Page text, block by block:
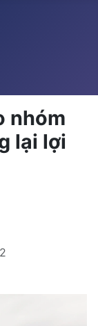
nhóm
lại lợi